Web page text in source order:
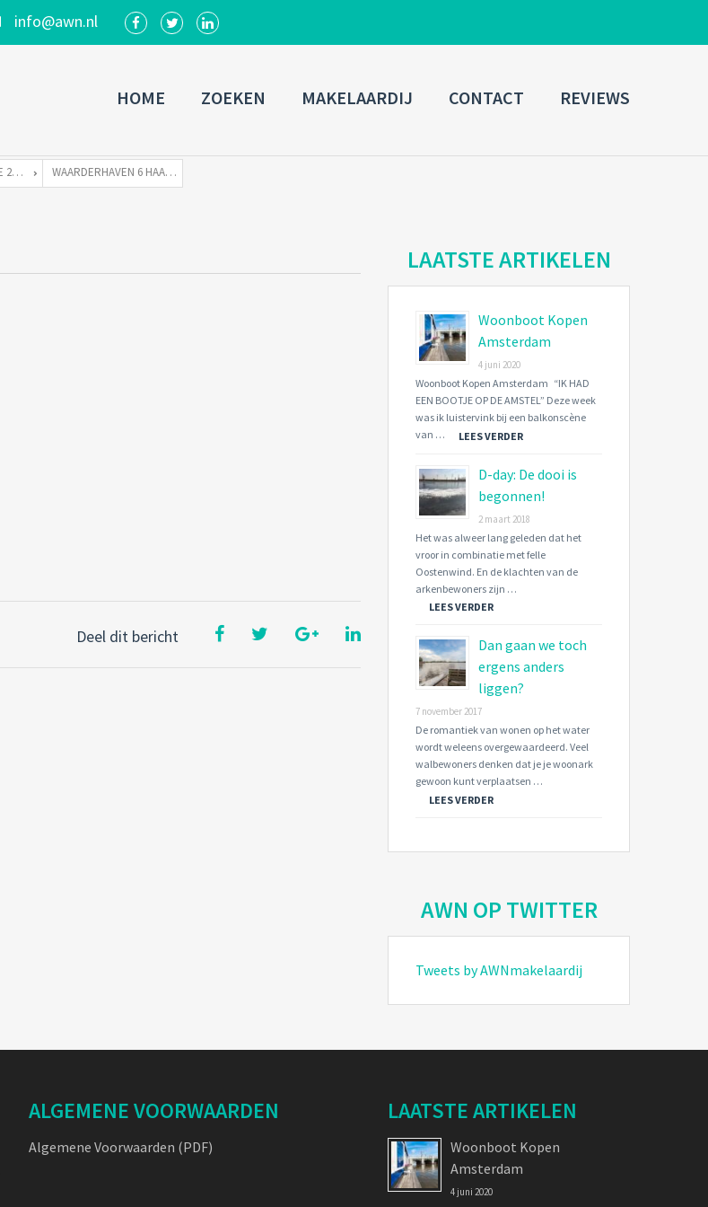
info@awn.nl
Username
Connect with:
Forgot
password? SIGN IN
Remember me
HOME ZOEKEN MAKELAARDIJ CONTACT REVIEWS
WAARDERHAVEN 6 TE 2031 BM HAARLEM WAARDERHAVEN 6 HAARLEM-07
Deel dit bericht
LAATSTE ARTIKELEN
Woonboot Kopen
Amsterdam
4 juni 2020
Woonboot Kopen Amsterdam “IK HAD
EEN BOOTJE OP DE AMSTEL” Deze week
was ik luistervink bij een balkonscène
van …
LEES VERDER
D-day: De dooi is
begonnen!
2 maart 2018
Het was alweer lang geleden dat het
vroor in combinatie met felle
Oostenwind. En de klachten van de
arkenbewoners zijn …
LEES VERDER
Dan gaan we toch
ergens anders
liggen?
7 november 2017
De romantiek van wonen op het water
wordt weleens overgewaardeerd. Veel
walbewoners denken dat je je woonark
gewoon kunt verplaatsen …
LEES VERDER
AWN OP TWITTER
Tweets by AWNmakelaardij
ALGEMENE VOORWAARDEN
Algemene Voorwaarden (PDF)
LAATSTE ARTIKELEN
Woonboot Kopen
Amsterdam
4 juni 2020